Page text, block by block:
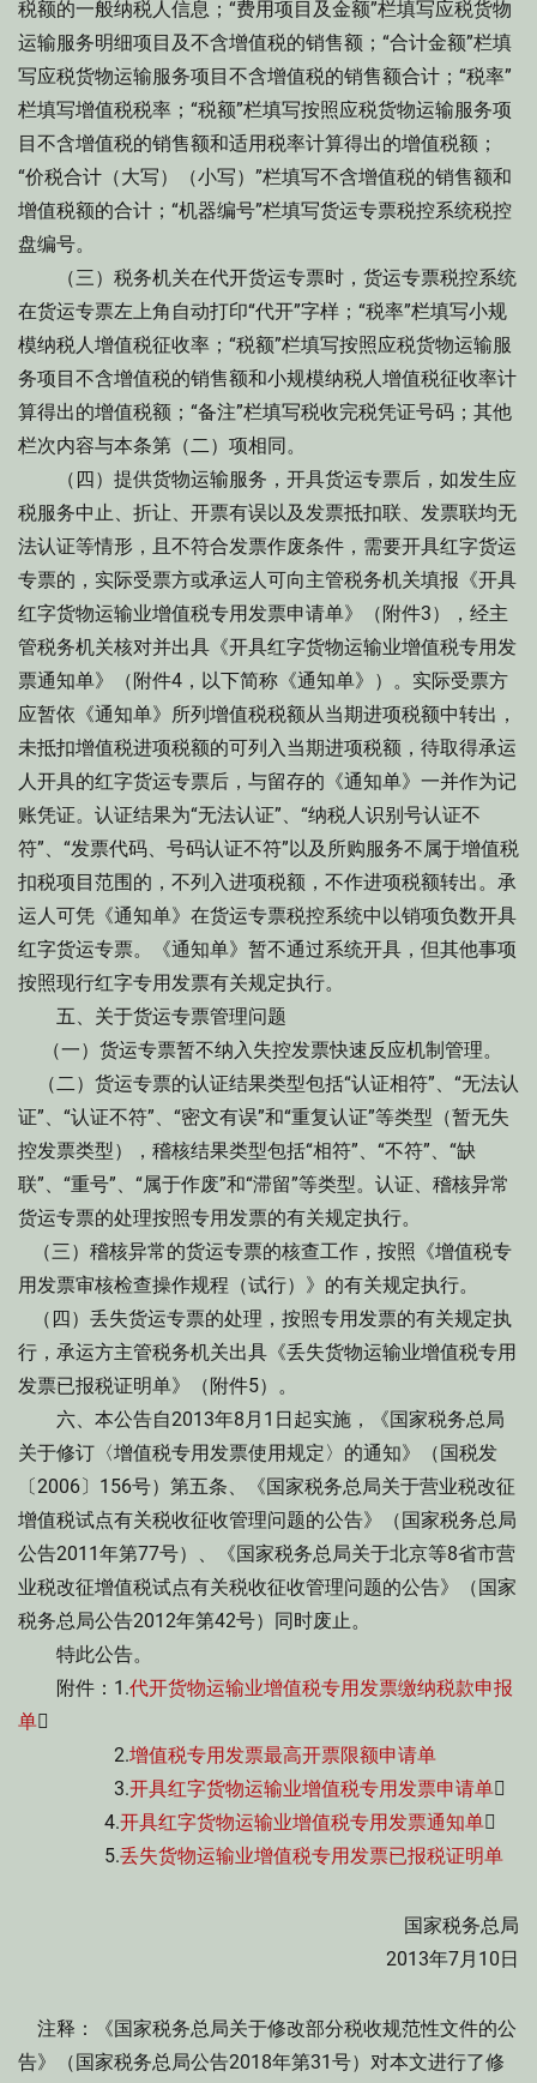
税额的一般纳税人信息；“费用项目及金额”栏填写应税货物
运输服务明细项目及不含增值税的销售额；“合计金额”栏填
写应税货物运输服务项目不含增值税的销售额合计；“税率”
栏填写增值税税率；“税额”栏填写按照应税货物运输服务项
目不含增值税的销售额和适用税率计算得出的增值税额；
“价税合计（大写）（小写）”栏填写不含增值税的销售额和
增值税额的合计；“机器编号”栏填写货运专票税控系统税控
盘编号。
（三）税务机关在代开货运专票时，货运专票税控系统
在货运专票左上角自动打印“代开”字样；“税率”栏填写小规
模纳税人增值税征收率；“税额”栏填写按照应税货物运输服
务项目不含增值税的销售额和小规模纳税人增值税征收率计
算得出的增值税额；“备注”栏填写税收完税凭证号码；其他
栏次内容与本条第（二）项相同。
（四）提供货物运输服务，开具货运专票后，如发生应
税服务中止、折让、开票有误以及发票抵扣联、发票联均无
法认证等情形，且不符合发票作废条件，需要开具红字货运
专票的，实际受票方或承运人可向主管税务机关填报《开具
红字货物运输业增值税专用发票申请单》（附件3），经主
管税务机关核对并出具《开具红字货物运输业增值税专用发
票通知单》（附件4，以下简称《通知单》）。实际受票方
应暂依《通知单》所列增值税税额从当期进项税额中转出，
未抵扣增值税进项税额的可列入当期进项税额，待取得承运
人开具的红字货运专票后，与留存的《通知单》一并作为记
账凭证。认证结果为“无法认证”、“纳税人识别号认证不
符”、“发票代码、号码认证不符”以及所购服务不属于增值税
扣税项目范围的，不列入进项税额，不作进项税额转出。承
运人可凭《通知单》在货运专票税控系统中以销项负数开具
红字货运专票。《通知单》暂不通过系统开具，但其他事项
按照现行红字专用发票有关规定执行。
五、关于货运专票管理问题
（一）货运专票暂不纳入失控发票快速反应机制管理。
（二）货运专票的认证结果类型包括“认证相符”、“无法认
证”、“认证不符”、“密文有误”和“重复认证”等类型（暂无失
控发票类型），稽核结果类型包括“相符”、“不符”、“缺
联”、“重号”、“属于作废”和“滞留”等类型。认证、稽核异常
货运专票的处理按照专用发票的有关规定执行。
（三）稽核异常的货运专票的核查工作，按照《增值税专
用发票审核检查操作规程（试行）》的有关规定执行。
（四）丢失货运专票的处理，按照专用发票的有关规定执
行，承运方主管税务机关出具《丢失货物运输业增值税专用
发票已报税证明单》（附件5）。
六、本公告自2013年8月1日起实施，《国家税务总局
关于修订〈增值税专用发票使用规定〉的通知》（国税发
〔2006〕156号）第五条、《国家税务总局关于营业税改征
增值税试点有关税收征收管理问题的公告》（国家税务总局
公告2011年第77号）、《国家税务总局关于北京等8省市营
业税改征增值税试点有关税收征收管理问题的公告》（国家
税务总局公告2012年第42号）同时废止。
特此公告。
附件：1.代开货物运输业增值税专用发票缴纳税款申报
单
2.增值税专用发票最高开票限额申请单
3.开具红字货物运输业增值税专用发票申请单
4.开具红字货物运输业增值税专用发票通知单
5.丢失货物运输业增值税专用发票已报税证明单
国家税务总局
2013年7月10日
注释：《国家税务总局关于修改部分税收规范性文件的公
告》（国家税务总局公告2018年第31号）对本文进行了修